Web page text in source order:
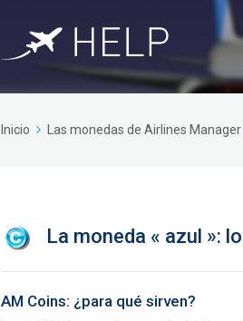
Inicio Las monedas de Airlines Manager
La moneda « azul »:
AM Coins: ¿para qué sirven?